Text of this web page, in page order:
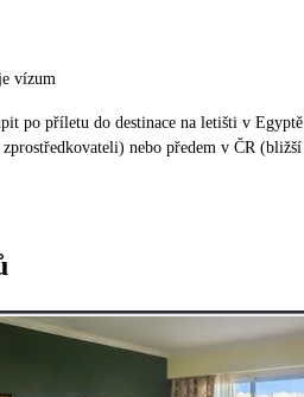
vízum
po příletu do destinace na letišti v
nebo předem v ČR